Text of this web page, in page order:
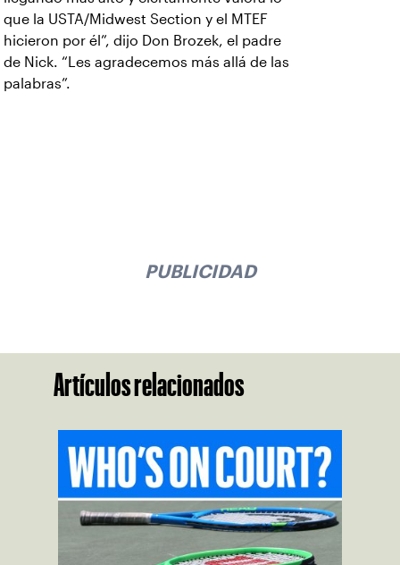
que la USTA/Midwest Section y el MTEF
hicieron por él”, dijo Don Brozek, el padre
de Nick. “Les agradecemos más allá de las
palabras”.
PUBLICIDAD
Artículos relacionados